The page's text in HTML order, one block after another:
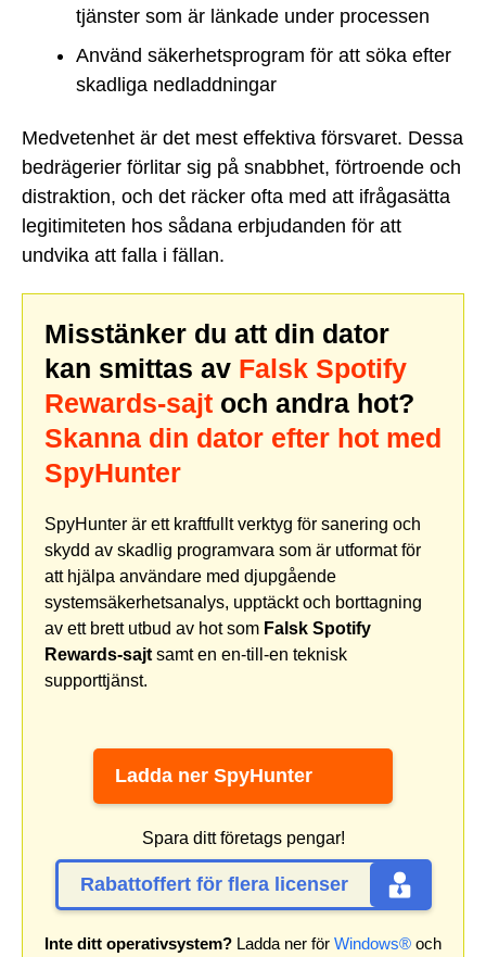
tjänster som är länkade under processen
Använd säkerhetsprogram för att söka efter
skadliga nedladdningar
Medvetenhet är det mest effektiva försvaret. Dessa
bedrägerier förlitar sig på snabbhet, förtroende och
distraktion, och det räcker ofta med att ifrågasätta
legitimiteten hos sådana erbjudanden för att
undvika att falla i fällan.
Misstänker du att din dator
kan smittas av Falsk Spotify
Rewards-sajt och andra hot?
Skanna din dator efter hot med
SpyHunter
SpyHunter är ett kraftfullt verktyg för sanering och
skydd av skadlig programvara som är utformat för
att hjälpa användare med djupgående
systemsäkerhetsanalys, upptäckt och borttagning
av ett brett utbud av hot som Falsk Spotify
Rewards-sajt samt en en-till-en teknisk
supporttjänst.
Ladda ner SpyHunter
Spara ditt företags pengar!
Rabattoffert för flera licenser
Inte ditt operativsystem? Ladda ner för Windows® och